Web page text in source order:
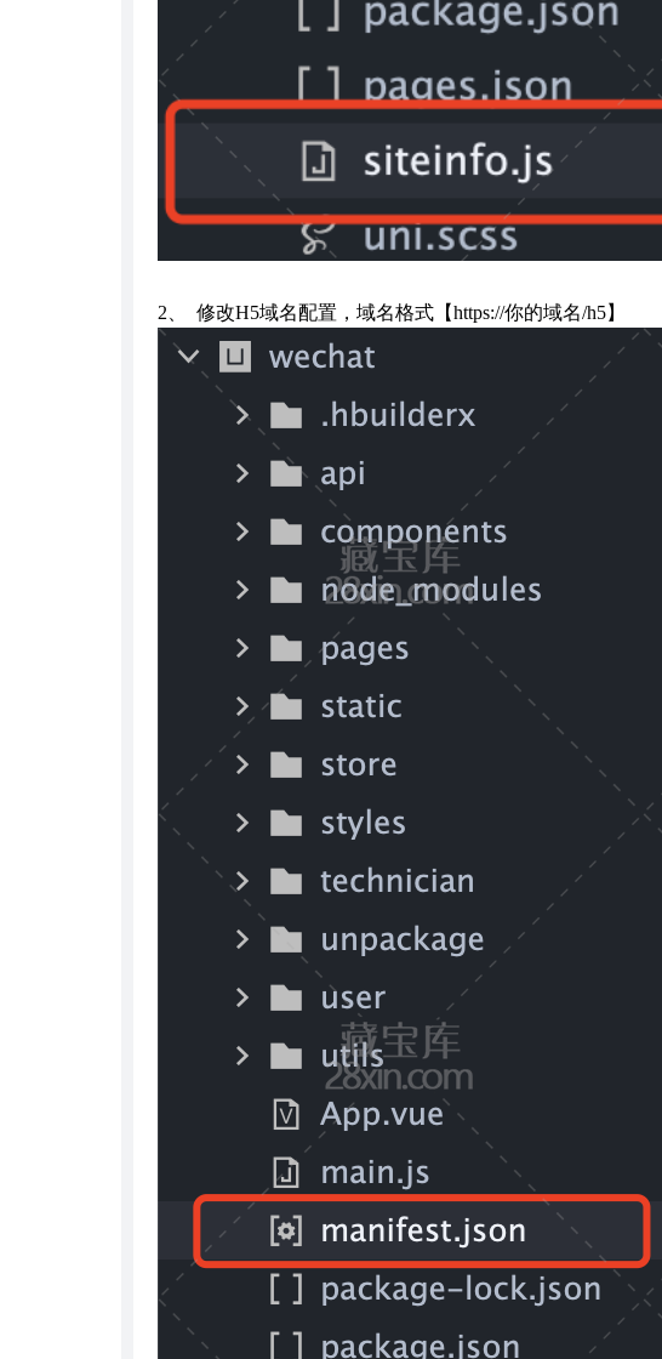
2、 修改H5域名配置，域名格式【https://你的域名/h5】